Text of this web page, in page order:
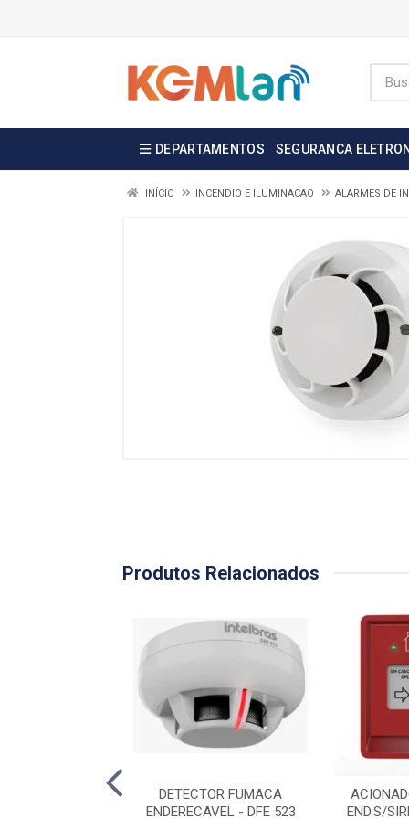
DEPARTAMENTOS SEGURANCA
INÍCIO INCENDIO E ILUMINACAO ALARMES DE
Produtos Relacionados
DETECTOR FUMACA
ENDERECAVEL - DFE 523
END.S/